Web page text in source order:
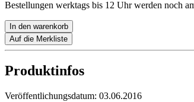
Bestellungen werktags bis 12 Uhr werden noch
In den warenkorb
Auf die Merkliste
Produktinfos
Veröffentlichungsdatum: 03.06.2016